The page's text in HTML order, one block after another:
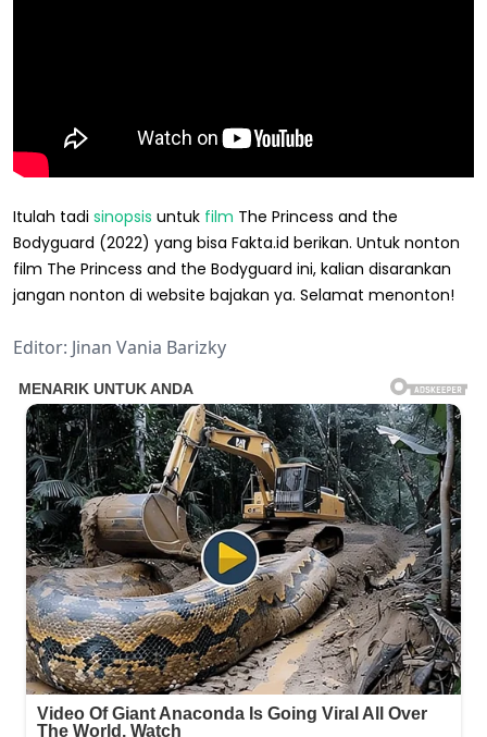
Itulah tadi sinopsis untuk film The Princess and the
Bodyguard (2022) yang bisa Fakta.id berikan. Untuk nonton
film The Princess and the Bodyguard ini, kalian disarankan
jangan nonton di website bajakan ya. Selamat menonton!
Editor: Jinan Vania Barizky